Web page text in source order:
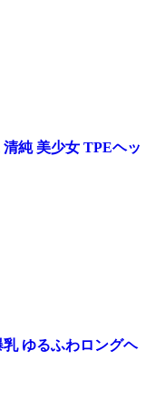
純 美少女 TPEヘッ
ゆるふわロングヘ